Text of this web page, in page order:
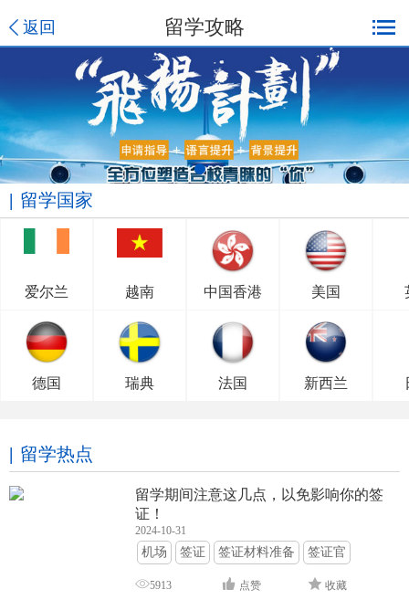
返回 留学攻略
留学国家
爱尔兰 越南 中国香港 美国
德国 瑞典 法国 新西兰
留学热点
留学期间注意这几点，以免影响你的签
证！
2024-10-31
机场 签证 签证材料准备 签证官
签证面试 签证申请攻略
5913 点赞 收藏